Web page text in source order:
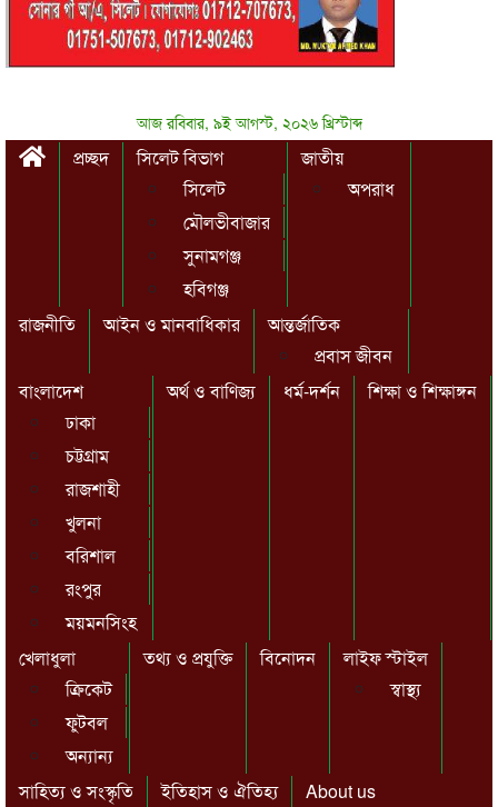
আজ রবিবার, ৯ই আগস্ট, ২০২৬ খ্রিস্টাব্দ
প্রচ্ছদ
সিলেট বিভাগ
সিলেট
মৌলভীবাজার
সুনামগঞ্জ
হবিগঞ্জ
জাতীয়
অপরাধ
রাজনীতি আইন ও মানবাধিকার
আন্তর্জাতিক
প্রবাস জীবন
বাংলাদেশ
ঢাকা
চট্টগ্রাম
রাজশাহী
খুলনা
বরিশাল
রংপুর
ময়মনসিংহ
অর্থ ও বাণিজ্য ধর্ম-দর্শন শিক্ষা ও শিক্ষাঙ্গন
খেলাধুলা
ক্রিকেট
ফুটবল
অন্যান্য
তথ্য ও প্রযুক্তি বিনোদন
লাইফ স্টাইল
স্বাস্থ্য
সাহিত্য ও সংস্কৃতি ইতিহাস ও ঐতিহ্য
About us